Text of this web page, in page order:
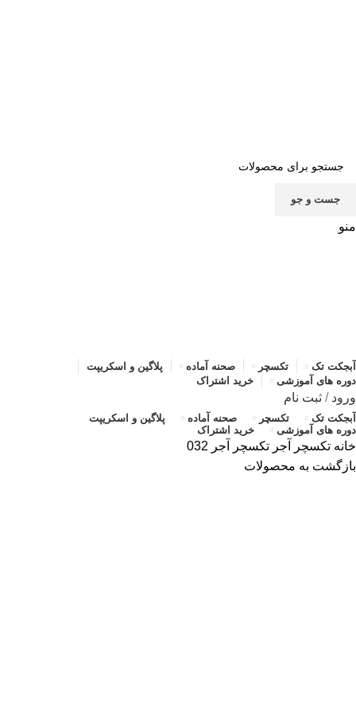
جست و جو
منو
آبجکت تک تکسچر صحنه آماده
پلاگین و اسکریپت
دوره های آموزشی
خرید اشتراک
ورود / ثبت نام
آبجکت تک تکسچر صحنه آماده
پلاگین و اسکریپت
دوره های آموزشی
خرید اشتراک
خانه تکسچر آجر تکسچر آجر 032
بازگشت به محصولات